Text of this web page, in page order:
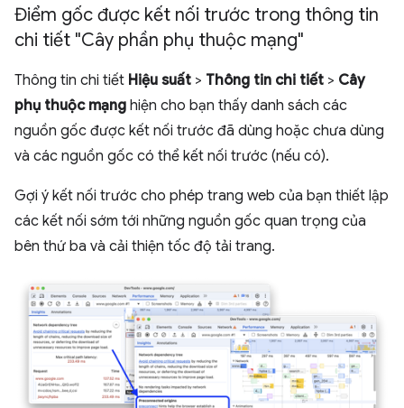
Điểm gốc được kết nối trước trong thông tin
chi tiết "Cây phần phụ thuộc mạng"
Thông tin chi tiết Hiệu suất > Thông tin chi tiết > Cây
phụ thuộc mạng hiện cho bạn thấy danh sách các
nguồn gốc được kết nối trước đã dùng hoặc chưa dùng
và các nguồn gốc có thể kết nối trước (nếu có).
Gợi ý kết nối trước cho phép trang web của bạn thiết lập
các kết nối sớm tới những nguồn gốc quan trọng của
bên thứ ba và cải thiện tốc độ tải trang.